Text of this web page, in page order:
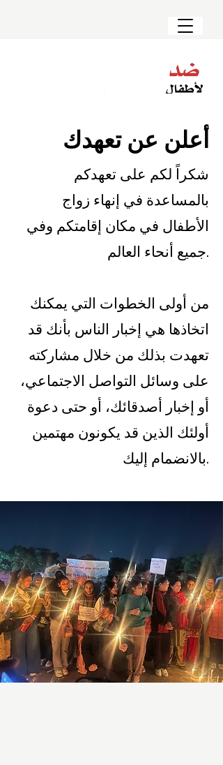
أعلن عن تعهدك
شكراً لكم على تعهدكم
بالمساعدة في إنهاء زواج
الأطفال في مكان إقامتكم وفي
جميع أنحاء العالم.
من أولى الخطوات التي يمكنك
اتخاذها هي إخبار الناس بأنك قد
تعهدت بذلك من خلال مشاركته
على وسائل التواصل الاجتماعي،
أو إخبار أصدقائك، أو حتى دعوة
أولئك الذين قد يكونون مهتمين
بالانضمام إليك.